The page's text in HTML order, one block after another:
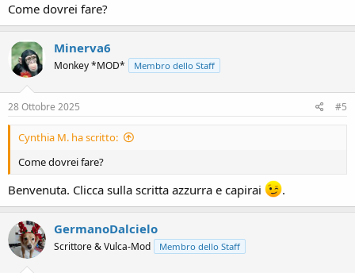
Come dovrei fare?
Minerva6
Monkey *MOD* Membro dello Staff
28 Ottobre 2025 #5
Cynthia M. ha scritto:
Come dovrei fare?
Benvenuta. Clicca sulla scritta azzurra e capirai .
GermanoDalcielo
Scrittore & Vulca-Mod Membro dello Staff